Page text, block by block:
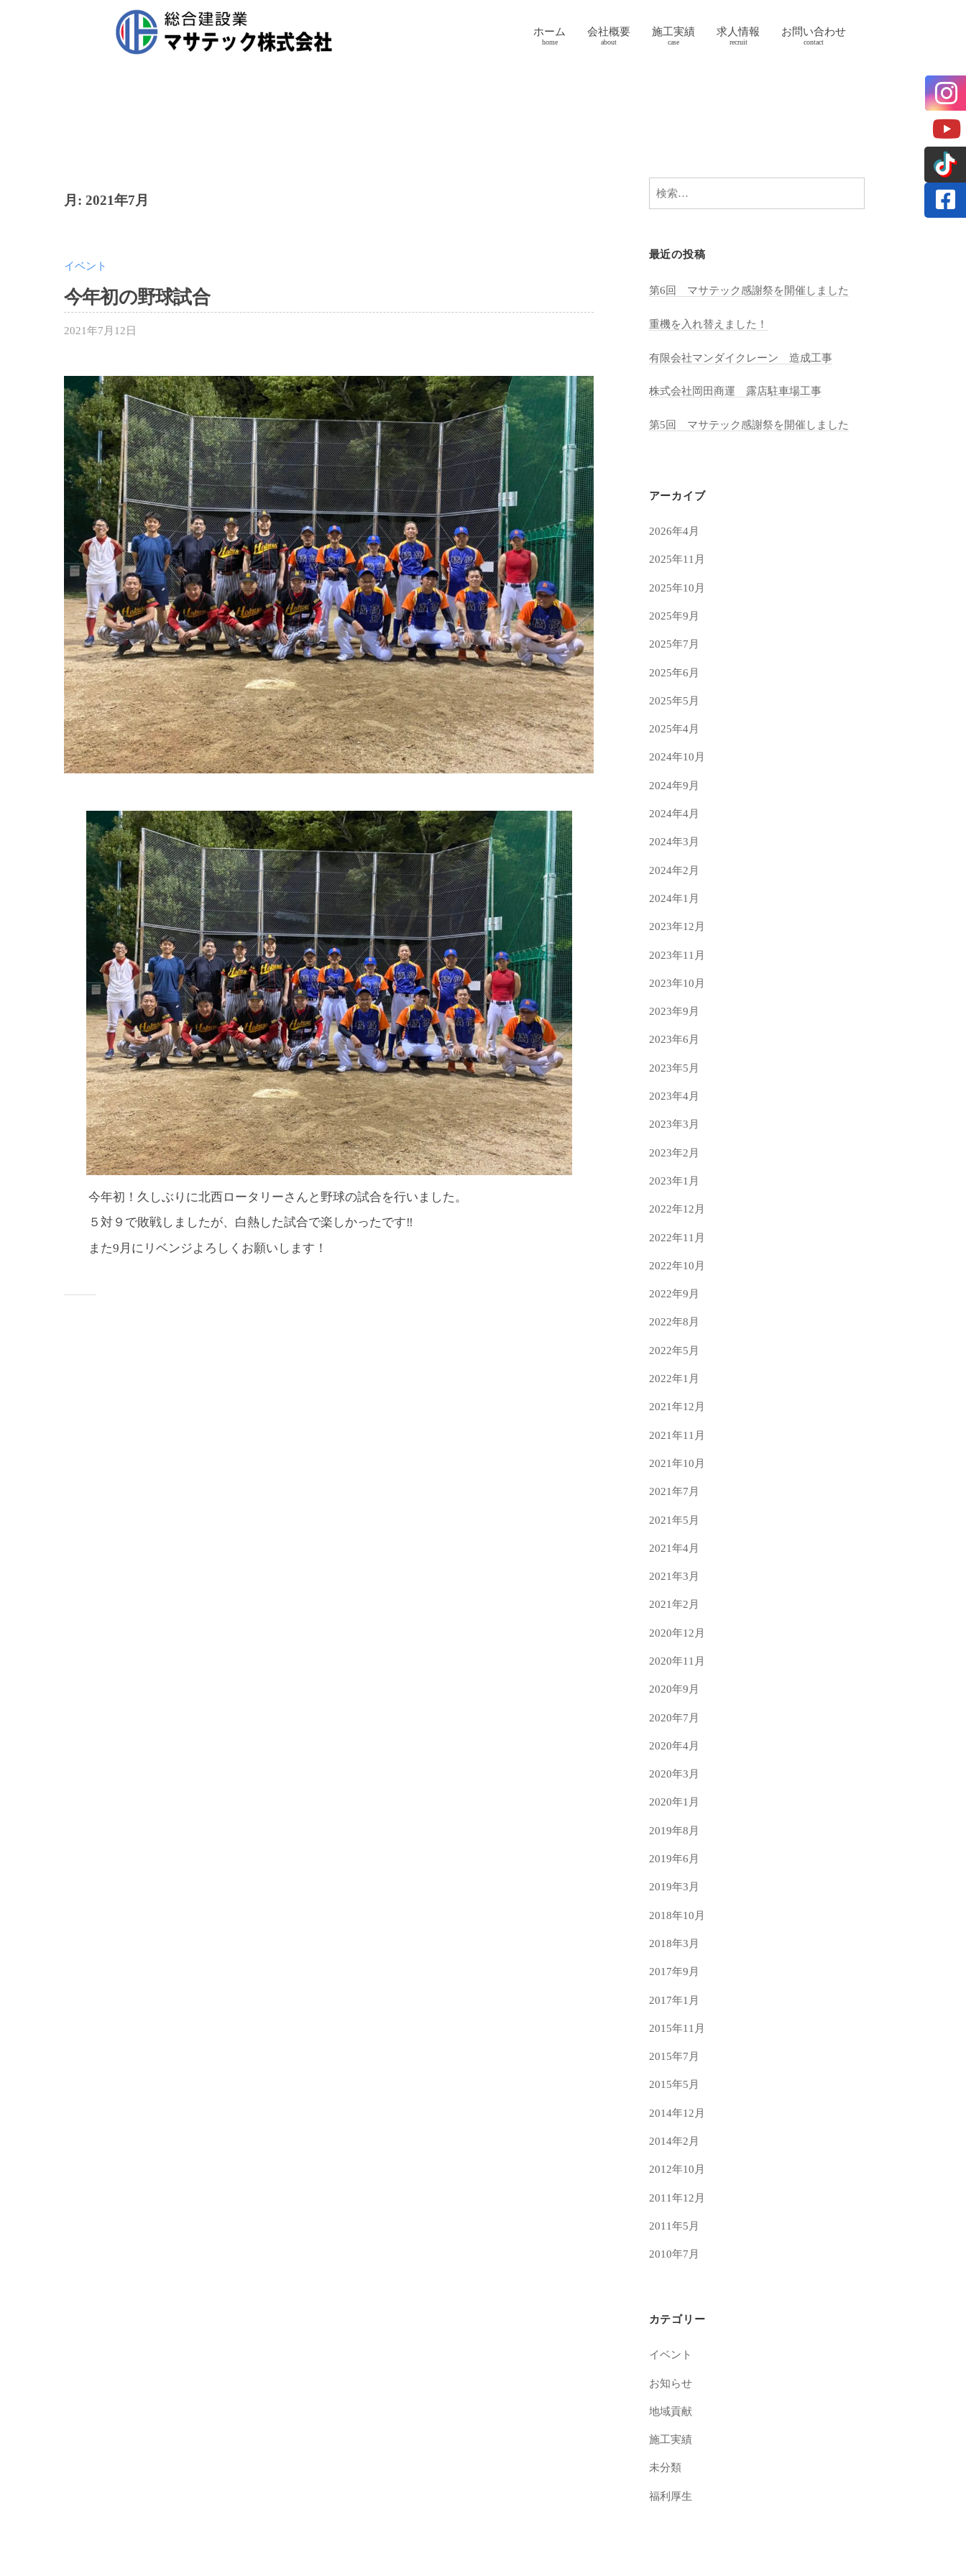
株
設
ホーム 会社概要 施工実績 求人情報 お問い合わせ
月: 2021年7月
イベント
今年初の野球試合
2021年7月12日
嶋
千
夏
今年初！久しぶりに北西ロータリーさんと野球の試合を行いました。
５対９で敗戦しましたが、白熱した試合で楽しかったです‼
また9月にリベンジよろしくお願いします！
索:
最近の投稿
第6回 マサテック感謝祭を開催しました
重機を入れ替えました！
有限会社マンダイクレーン 造成工事
株式会社岡田商運 露店駐車場工事
第5回 マサテック感謝祭を開催しました
アーカイブ
2026年4月
2025年11月
2025年10月
2025年9月
2025年7月
2025年6月
2025年5月
2025年4月
2024年10月
2024年9月
2024年4月
2024年3月
2024年2月
2024年1月
2023年12月
2023年11月
2023年10月
2023年9月
2023年6月
2023年5月
2023年4月
2023年3月
2023年2月
2023年1月
2022年12月
2022年11月
2022年10月
2022年9月
2022年8月
2022年5月
2022年1月
2021年12月
2021年11月
2021年10月
2021年7月
2021年5月
2021年4月
2021年3月
2021年2月
2020年12月
2020年11月
2020年9月
2020年7月
2020年4月
2020年3月
2020年1月
2019年8月
2019年6月
2019年3月
2018年10月
2018年3月
2017年9月
2017年1月
2015年11月
2015年7月
2015年5月
2014年12月
2014年2月
2012年10月
2011年12月
2011年5月
2010年7月
カテゴリー
イベント
お知らせ
地域貢献
施工実績
未分類
福利厚生
サ
テ